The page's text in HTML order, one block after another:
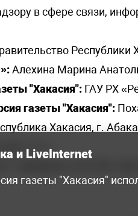
в сфере связи,
Республики
Алехина Марина
"Хакасия": ГАУ РХ
газеты "Хакасия":
Хакасия, г.
19.ru
и LiveInternet
газеты "Хакасия"